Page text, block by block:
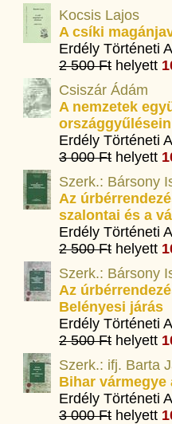
Kocsis Lajos
A csíki
Erdély Történeti
2 500 Ft helyett
Csiszár Ádám
A nemzetek
országgyűlésein
Erdély Történeti
3 000 Ft helyett
Szerk.: Bársony
Az
szalontai és a
Erdély Történeti
2 500 Ft helyett
Szerk.: Bársony
Az
Belényesi járás
Erdély Történeti
2 500 Ft helyett
Szerk.: ifj. Barta
Bihar vármegye
Erdély Történeti
3 000 Ft helyett